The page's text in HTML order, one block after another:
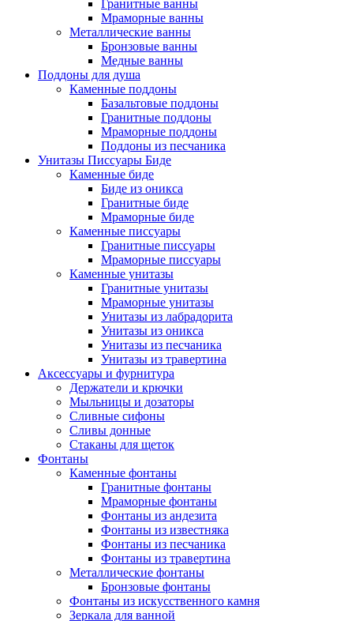
Гранитные ванны
Мраморные ванны
Металлические ванны
Бронзовые ванны
Медные ванны
Поддоны для душа
Каменные поддоны
Базальтовые поддоны
Гранитные поддоны
Мраморные поддоны
Поддоны из песчаника
Унитазы Писсуары Биде
Каменные биде
Биде из оникса
Гранитные биде
Мраморные биде
Каменные писсуары
Гранитные писсуары
Мраморные писсуары
Каменные унитазы
Гранитные унитазы
Мраморные унитазы
Унитазы из лабрадорита
Унитазы из оникса
Унитазы из песчаника
Унитазы из травертина
Аксессуары и фурнитура
Держатели и крючки
Мыльницы и дозаторы
Сливные сифоны
Сливы донные
Стаканы для щеток
Фонтаны
Каменные фонтаны
Гранитные фонтаны
Мраморные фонтаны
Фонтаны из андезита
Фонтаны из известняка
Фонтаны из песчаника
Фонтаны из травертина
Металлические фонтаны
Бронзовые фонтаны
Фонтаны из искусственного камня
Зеркала для ванной